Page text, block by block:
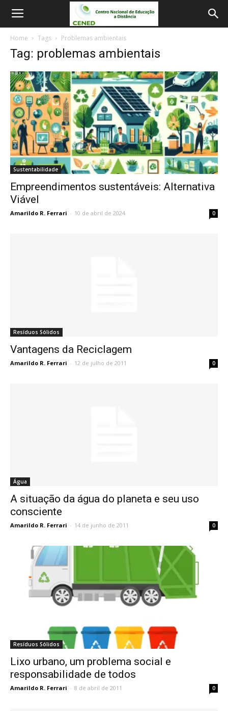
Home Tags Problemas ambientais
Tag: problemas ambientais
Sustentabilidade
Empreendimentos sustentáveis: Alternativa
Viável
Amarildo R. Ferrari - 10 de abril de 2024 0
Resíduos Sólidos
Vantagens da Reciclagem
Amarildo R. Ferrari - 12 de julho de 2011 0
Água
A situação da água do planeta e seu uso
consciente
Amarildo R. Ferrari - 14 de junho de 2011 0
Resíduos Sólidos
Lixo urbano, um problema social e
responsabilidade de todos
Amarildo R. Ferrari - 8 de abril de 2011 0